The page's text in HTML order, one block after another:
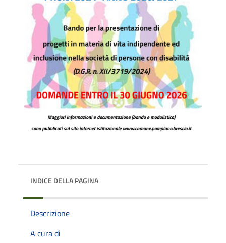
INDICE DELLA PAGINA
Descrizione
A cura di